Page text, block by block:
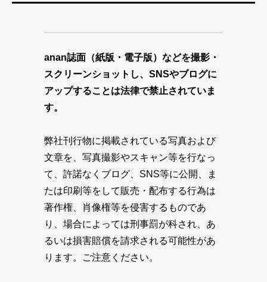
anan誌面（紙版・電子版）などを撮影・
スクリーンショットし、SNSやブログに
アップすることは法律で禁止されていま
す。
弊社刊行物に掲載されている写真および
文章を、写真撮影やスキャン等を行なっ
て、許諾なくブログ、SNS等に公開、ま
たは印刷等をして販売・配布する行為は
著作権、肖像権等を侵害するものであ
り、場合によっては刑事罰が科され、あ
るいは損害賠償を請求される可能性があ
ります。ご注意ください。